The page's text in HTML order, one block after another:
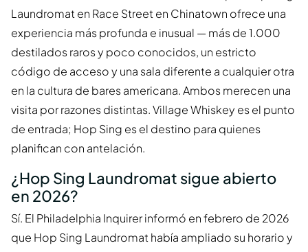
Laundromat en Race Street en Chinatown ofrece una
experiencia más profunda e inusual — más de 1.000
destilados raros y poco conocidos, un estricto
código de acceso y una sala diferente a cualquier otra
en la cultura de bares americana. Ambos merecen una
visita por razones distintas. Village Whiskey es el punto
de entrada; Hop Sing es el destino para quienes
planifican con antelación.
¿Hop Sing Laundromat sigue abierto
en 2026?
Sí. El Philadelphia Inquirer informó en febrero de 2026
que Hop Sing Laundromat había ampliado su horario y